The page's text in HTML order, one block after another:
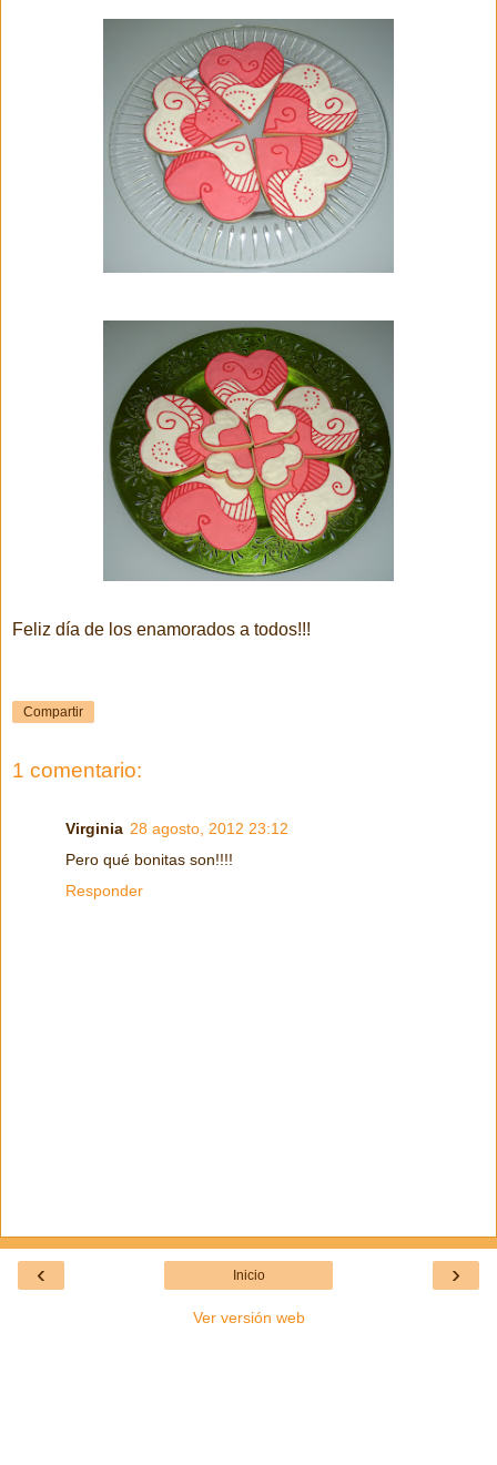
Feliz día de los enamorados a todos!!!
Compartir
1 comentario:
Virginia 28 agosto, 2012 23:12
Pero qué bonitas son!!!!
Responder
‹ ›
Inicio
Ver versión web